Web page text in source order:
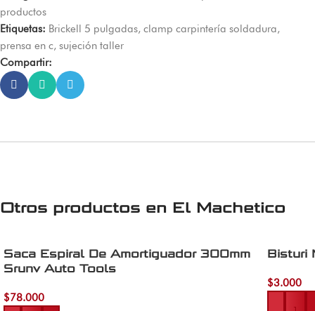
productos
Etiquetas: Brickell 5 pulgadas, clamp carpintería soldadura,
prensa en c, sujeción taller
Compartir:
Otros productos en El Machetico
Saca Espiral De Amortiguador 300mm
Srunv Auto Tools
$78.000
Añadir al carrito
Bisturi
$3.000
Añadir al